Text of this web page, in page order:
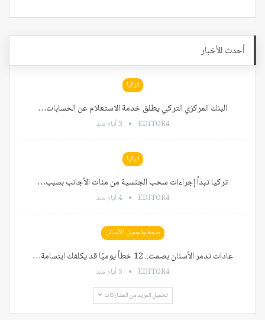
أحدث الأخبار
تركيا
البنك المركزي التركي يطلق خدمة الاستعلام عن الحسابات…
EDITOR4 3 أيام منذ
تركيا
تركيا تبدأ إجراءات سحب الجنسية من مئات الأجانب بسبب…
EDITOR4 4 أيام منذ
صحة وتجميل الأسنان
عادات تدمر الأسنان بصمت.. 12 خطأ يوميًا قد يكلفك ابتسامة…
EDITOR4 5 أيام منذ
تحميل المزيد من المشاركات